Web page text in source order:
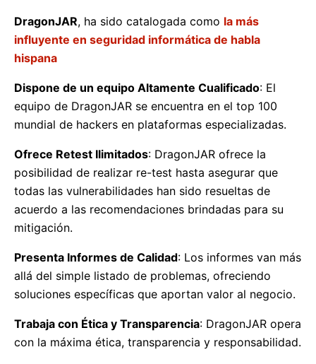
DragonJAR, ha sido catalogada como la más
influyente en seguridad informática de habla
hispana
Dispone de un equipo Altamente Cualificado: El
equipo de DragonJAR se encuentra en el top 100
mundial de hackers en plataformas especializadas.
Ofrece Retest Ilimitados: DragonJAR ofrece la
posibilidad de realizar re-test hasta asegurar que
todas las vulnerabilidades han sido resueltas de
acuerdo a las recomendaciones brindadas para su
mitigación.
Presenta Informes de Calidad: Los informes van más
allá del simple listado de problemas, ofreciendo
soluciones específicas que aportan valor al negocio.
Trabaja con Ética y Transparencia: DragonJAR opera
con la máxima ética, transparencia y responsabilidad.